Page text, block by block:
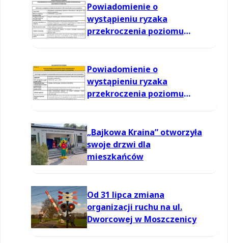
Powiadomienie o
wystąpieniu ryzaka
przekroczenia poziomu
Powiadomienie o
wystąpieniu ryzaka
przekroczenia poziomu
„Bajkowa Kraina” otworzyła
swoje drzwi dla
mieszkańców
Od 31 lipca zmiana
organizacji ruchu na ul.
Dworcowej w Moszczenicy